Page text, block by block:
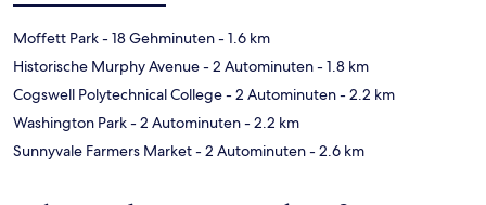
Moffett Park- 18 Gehminuten- 1.6 km
Historische Murphy Avenue- 2 Autominuten- 1.8 km
Cogswell Polytechnical College- 2 Autominuten- 2.2 km
Washington Park- 2 Autominuten- 2.2 km
Sunnyvale Farmers Market- 2 Autominuten- 2.6 km